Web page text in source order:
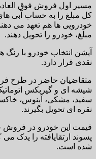
مسیر اول فروش فوق
کل مبلغ را به حساب آبی
مبلغ، خودرو را تحویل دهند.
آپشن انتخاب خودرو با
نقدی قرار دارد.
شیشه ای و گیربکس
سفید، مشکی، آبنوس،
نقره ای تحویل بگیرند.
قیمت این خودرو در فروش
شده است.